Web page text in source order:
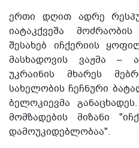
ერთი დღით ადრე
იატაკქვეშა
შესახებ იჩქერიის
მასხადოვის ვაჟმა –
უკრაინის მხარეს
სახელობის ჩეჩნური
ბელოკიევმა
მომზადების მიზანი
დამოუკიდებლობაა".